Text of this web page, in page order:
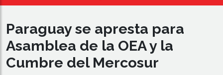
Paraguay se apresta para
Asamblea de la OEA y la
Cumbre del Mercosur